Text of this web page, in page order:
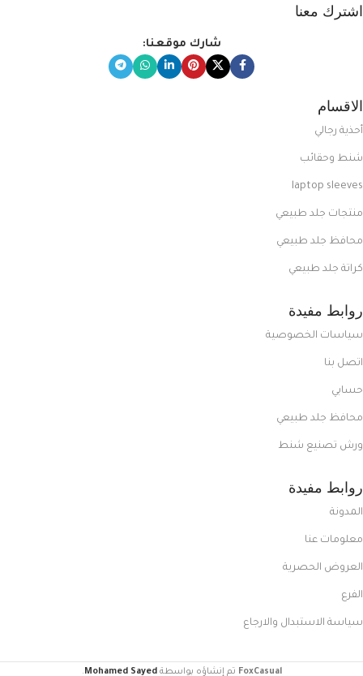
اشترك معنا
شارك موقعنا:
الاقسام
أحذية رجالي
شنط وحقائب
laptop sleeves
منتجات جلد طبيعي
محافظ جلد طبيعي
كراتة جلد طبيعي
روابط مفيدة
سياسات الخصوصية
اتصل بنا
حسابي
محافظ جلد طبيعي
ورش تصنيع شنط
روابط مفيدة
المدونة
معلومات عنا
العروض الحصرية
الفرع
سياسة الاستبدال والارجاع
FoxCasual تم إنشاؤه بواسطةMohamed Sayed
.